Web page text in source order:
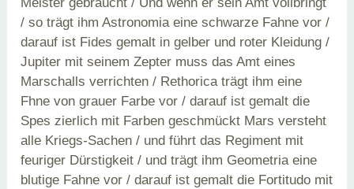
/ so trägt ihm Astronomia eine schwarze Fahne vor /
darauf ist Fides gemalt in gelber und roter Kleidung /
Jupiter mit seinem Zepter muss das Amt eines
Marschalls verrichten / Rethorica trägt ihm eine
Fhne von grauer Farbe vor / darauf ist gemalt die
Spes zierlich mit Farben geschmückt Mars versteht
alle Kriegs-Sachen / und führt das Regiment mit
feuriger Dürstigkeit / und trägt ihm Geometria eine
blutige Fahne vor / darauf ist gemalt die Fortitudo mit